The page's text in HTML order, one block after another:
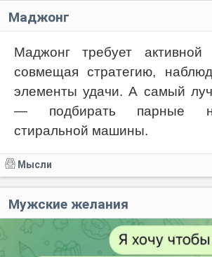
Маджонг
Маджонг требует
совмещая стратегию,
элементы удачи. А самый
— подбирать парные
стиральной машины.
Мысли
Мужские желания